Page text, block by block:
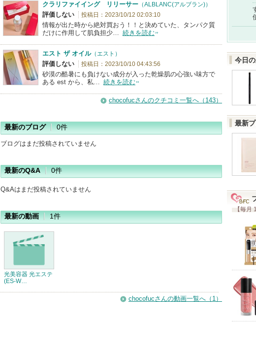
クラリファイイング リリーサー （ALBLANC(アルブラン)）
評価しない 投稿日：2023/10/12 02:03:10
情報が出た時から絶対買おう！！と決めていた、タンパク質
だけに作用して肌負担少… 続きを読む
エスト ザ オイル（エスト）
評価しない 投稿日：2023/10/10 04:43:56
砂漠の酷暑にも負けない成分が入った乾燥肌の心強い味方で
ある est から、私… 続きを読む
chocofucさんのクチコミ一覧へ（143）
最新のブログ 0件
ブログはまだ投稿されていません
最新のQ&A 0件
Q&Aはまだ投稿されていません
最新の動画 1件
光美容器 光エステ
(ES-W…
chocofucさんの動画一覧へ（1）
今日
最新
【毎月